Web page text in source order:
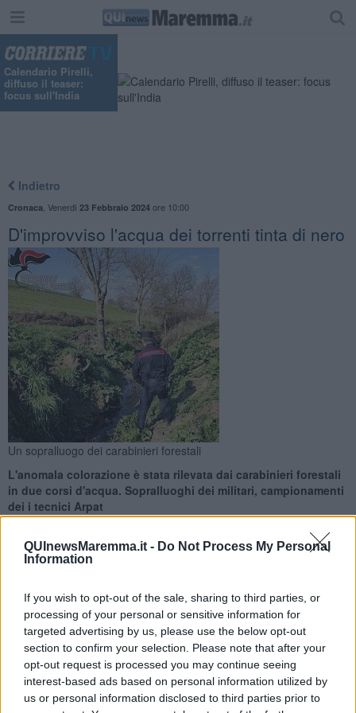
QUInewsMaremma.it - Do Not Process My Personal
Information
If you wish to opt-out of the sale, sharing to third parties, or
processing of your personal or sensitive information for
targeted advertising by us, please use the below opt-out
section to confirm your selection. Please note that after your
opt-out request is processed you may continue seeing
interest-based ads based on personal information utilized by
us or personal information disclosed to third parties prior to
Calendario Pirelli,
diffuso il teaser:
focus sull'India
Indietro
Cronaca Venerdì 23 Febbraio 2024ore 10:00
D'improvviso l'acqua dei torrenti tinta di nero
Un sopralluogo dei carabinieri forestali
L'anomala colorazione è stata rilevata dai carabinieri forestali
in due corsi d'acqua. Sopralluoghi dei militari, campionamenti
dei i tecnici Arpat
PROVINCIA DI GROSSETO —D'improvviso l'acqua di due fiumi si
è tinta di nero: a risolvere il mistero dell'anomala colorazione dei
corsi d'acqua in provincia di Grosseto ci hanno pensato i carabinieri
forestali nello specifico il nucleo forestale di Manciano e il Nucleo
investigativo di polizia ambientale agroalimentare e forestale
(Nipaaf) di Grosseto che hanno attivato anche i tecnici Arpat per i
campionamenti.